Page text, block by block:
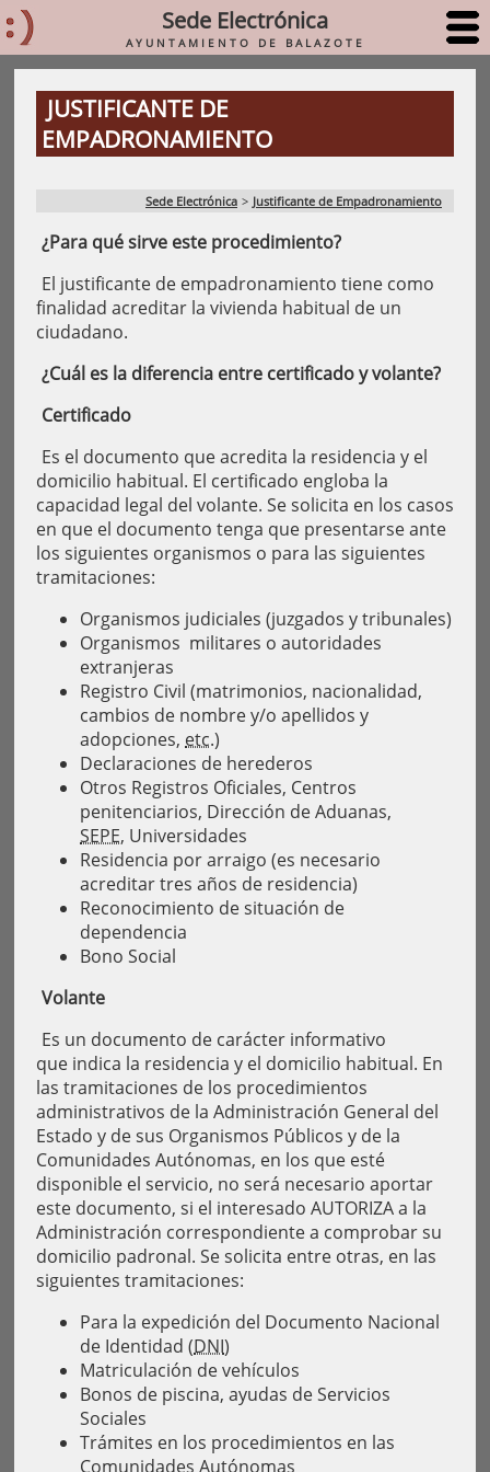
Sede Electrónica
AYUNTAMIENTO DE BALAZOTE
JUSTIFICANTE DE
EMPADRONAMIENTO
Sede Electrónica > Justificante de Empadronamiento
¿Para qué sirve este procedimiento?
El justificante de empadronamiento tiene como
finalidad acreditar la vivienda habitual de un
ciudadano.
¿Cuál es la diferencia entre certificado y volante?
Certificado
Es el documento que acredita la residencia y el
domicilio habitual. El certificado engloba la
capacidad legal del volante. Se solicita en los casos
en que el documento tenga que presentarse ante
los siguientes organismos o para las siguientes
tramitaciones:
Organismos judiciales (juzgados y tribunales)
Organismos militares o autoridades
extranjeras
Registro Civil (matrimonios, nacionalidad,
cambios de nombre y/o apellidos y
adopciones, etc.)
Declaraciones de herederos
Otros Registros Oficiales, Centros
penitenciarios, Dirección de Aduanas,
SEPE, Universidades
Residencia por arraigo (es necesario
acreditar tres años de residencia)
Reconocimiento de situación de
dependencia
Bono Social
Volante
Es un documento de carácter informativo
que indica la residencia y el domicilio habitual. En
las tramitaciones de los procedimientos
administrativos de la Administración General del
Estado y de sus Organismos Públicos y de la
Comunidades Autónomas, en los que esté
disponible el servicio, no será necesario aportar
este documento, si el interesado AUTORIZA a la
Administración correspondiente a comprobar su
domicilio padronal. Se solicita entre otras, en las
siguientes tramitaciones:
Para la expedición del Documento Nacional
de Identidad (DNI)
Matriculación de vehículos
Bonos de piscina, ayudas de Servicios
Sociales
Trámites en los procedimientos en las
Comunidades Autónomas